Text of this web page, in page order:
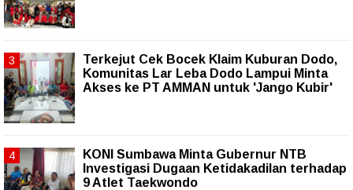
Terkejut Cek Bocek Klaim Kuburan Dodo,
Komunitas Lar Leba Dodo Lampui Minta
Akses ke PT AMMAN untuk 'Jango Kubir'
KONI Sumbawa Minta Gubernur NTB
Investigasi Dugaan Ketidakadilan terhadap
9 Atlet Taekwondo